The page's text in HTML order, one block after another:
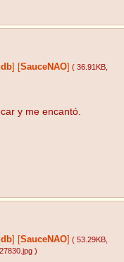
SauceNAO ( 36.91KB
y me encantó.
SauceNAO ( 53.29KB
)